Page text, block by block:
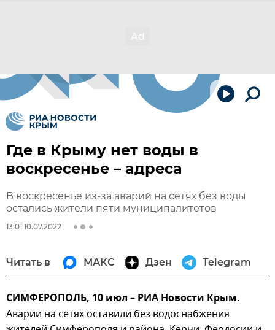
Где в Крыму нет воды в
воскресенье – адреса
В воскресенье из-за аварий на сетях без воды
остались жители пяти муниципалитетов
13:01 10.07.2022
Читать в МАКС Дзен Telegram
СИМФЕРОПОЛЬ, 10 июл – РИА Новости Крым.
Аварии на сетях оставили без водоснабжения